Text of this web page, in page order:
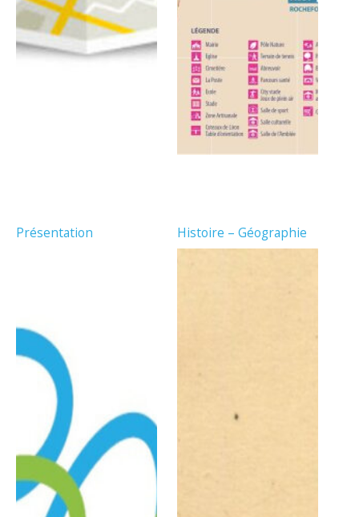
Présentation Histoire – Géographie